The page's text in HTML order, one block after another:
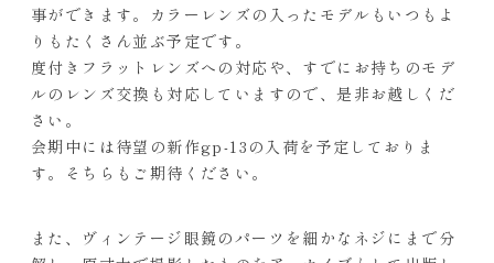
事ができます。カラーレンズの入ったモデルもいつもよ
りもたくさん並ぶ予定です。
度付きフラットレンズへの対応や、すでにお持ちのモデ
ルのレンズ交換も対応していますので、是非お越しくだ
さい。
会期中には待望の新作gp-13の入荷を予定しておりま
す。そちらもご期待ください。
また、ヴィンテージ眼鏡のパーツを細かなネジにまで分